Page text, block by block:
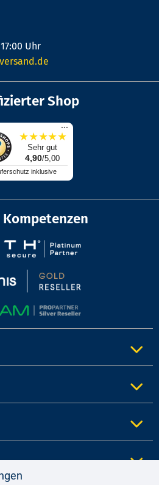
Uhr
Shop
...
★★★★★
Sehr gut
4,90/5,00
inklusive
Kompetenzen